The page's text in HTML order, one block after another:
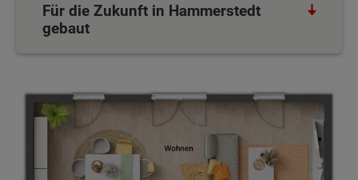
Für die Zukunft in Hammerstedt
gebaut